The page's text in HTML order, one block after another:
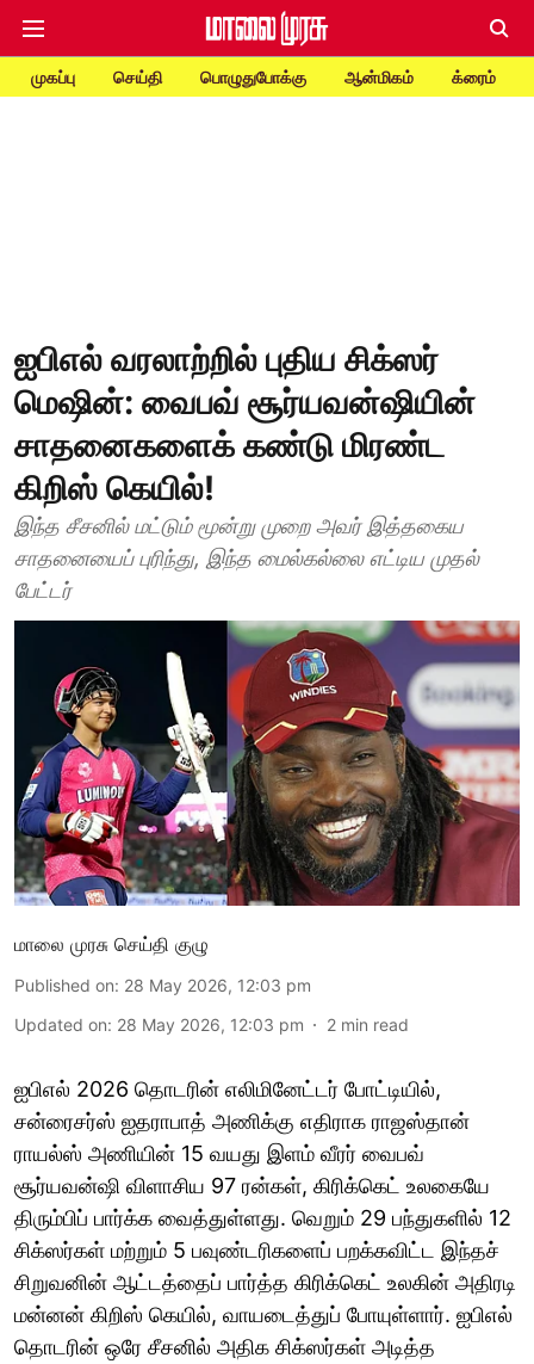
முகப்பு செய்தி பொழுதுபோக்கு ஆன்மிகம் க்ரைம்
ஐபிஎல் வரலாற்றில் புதிய சிக்ஸர்
மெஷின்: வைபவ் சூர்யவன்ஷியின்
சாதனைகளைக் கண்டு மிரண்ட
கிறிஸ் கெயில்!
இந்த சீசனில் மட்டும் மூன்று முறை அவர் இத்தகைய
சாதனையைப் புரிந்து, இந்த மைல்கல்லை எட்டிய முதல்
பேட்டர்
மாலை முரசு செய்தி குழு
Published on: 28 May 2026, 12:03 pm
Updated on: 28 May 2026, 12:03 pm 2 min read
ஐபிஎல் 2026 தொடரின் எலிமினேட்டர் போட்டியில்,
சன்ரைசர்ஸ் ஐதராபாத் அணிக்கு எதிராக ராஜஸ்தான்
ராயல்ஸ் அணியின் 15 வயது இளம் வீரர் வைபவ்
சூர்யவன்ஷி விளாசிய 97 ரன்கள், கிரிக்கெட் உலகையே
திரும்பிப் பார்க்க வைத்துள்ளது. வெறும் 29 பந்துகளில் 12
சிக்ஸர்கள் மற்றும் 5 பவுண்டரிகளைப் பறக்கவிட்ட இந்தச்
சிறுவனின் ஆட்டத்தைப் பார்த்த கிரிக்கெட் உலகின் அதிரடி
மன்னன் கிறிஸ் கெயில், வாயடைத்துப் போயுள்ளார். ஐபிஎல்
தொடரின் ஒரே சீசனில் அதிக சிக்ஸர்கள் அடித்த